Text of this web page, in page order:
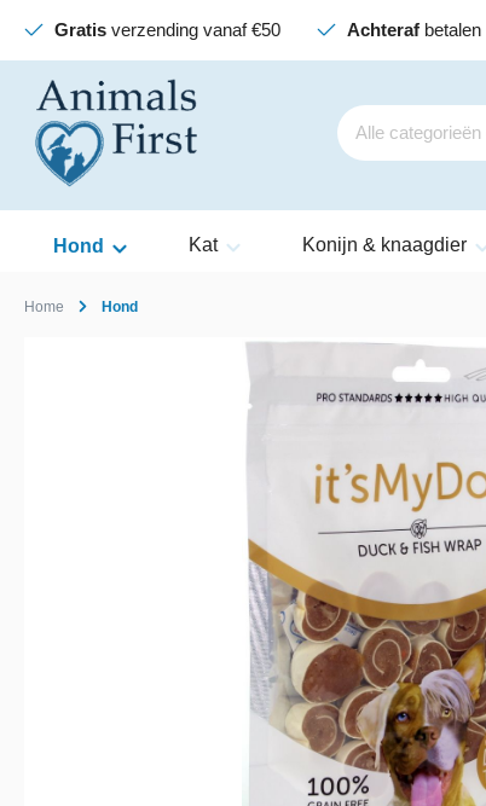
Gratisverzending vanaf €50 Achterafbetalen
Hond Kat Konijn & knaagdier
Home Hond